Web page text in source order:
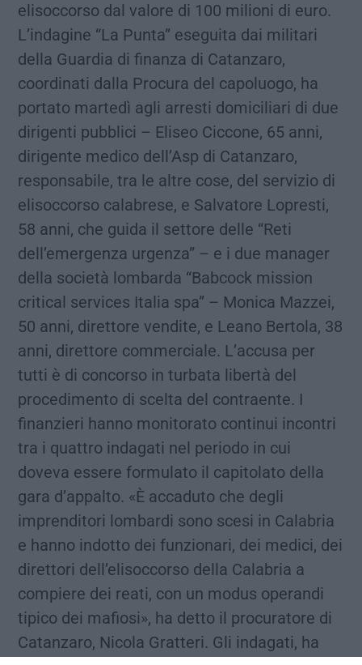
elisoccorso dal valore di 100 milioni di euro.
L’indagine “La Punta” eseguita dai militari
della Guardia di finanza di Catanzaro,
coordinati dalla Procura del capoluogo, ha
portato martedì agli arresti domiciliari di due
dirigenti pubblici – Eliseo Ciccone, 65 anni,
dirigente medico dell’Asp di Catanzaro,
responsabile, tra le altre cose, del servizio di
elisoccorso calabrese, e Salvatore Lopresti,
58 anni, che guida il settore delle “Reti
dell’emergenza urgenza” – e i due manager
della società lombarda “Babcock mission
critical services Italia spa” – Monica Mazzei,
50 anni, direttore vendite, e Leano Bertola, 38
anni, direttore commerciale. L’accusa per
tutti è di concorso in turbata libertà del
procedimento di scelta del contraente. I
finanzieri hanno monitorato continui incontri
tra i quattro indagati nel periodo in cui
doveva essere formulato il capitolato della
gara d’appalto. «È accaduto che degli
imprenditori lombardi sono scesi in Calabria
e hanno indotto dei funzionari, dei medici, dei
direttori dell’elisoccorso della Calabria a
compiere dei reati, con un modus operandi
tipico dei mafiosi», ha detto il procuratore di
Catanzaro, Nicola Gratteri. Gli indagati, ha